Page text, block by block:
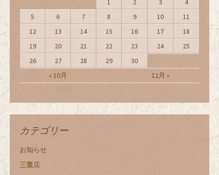
« 10月 12月 »
1 2 3
4
5
6 7 8 9 10
11
12
13 14 15 16 17
18
19
20 21 22 23 24
25
26
27 28 29 30
カテゴリー
お知らせ
三鷹店